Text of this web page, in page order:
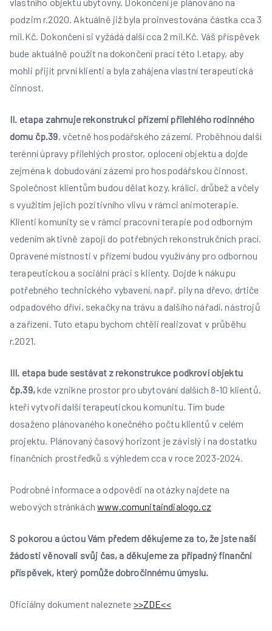
podzim r.2020. Aktuálně již byla proinvestována částka cca 3
mil.Kč. Dokončení si vyžádá další cca 2 mil.Kč. Váš příspěvek
bude aktuálně použit na dokončení prací této I.etapy, aby
mohli přijít první klienti a byla zahájena vlastní terapeutická
činnost.
II. etapa zahrnuje rekonstrukci přízemí přilehlého rodinného
domu čp.39, včetně hospodářského zázemí. Proběhnou další
terénní úpravy přilehlých prostor, oplocení objektu a dojde
zejména k dobudování zázemí pro hospodářskou činnost.
Společnost klientům budou dělat kozy, králíci, drůbež a včely
s využitím jejich pozitivního vlivu v rámci animoterapie.
Klienti komunity se v rámci pracovní terapie pod odborným
vedením aktivně zapojí do potřebných rekonstrukčních prací.
Opravené místnosti v přízemí budou využívány pro odbornou
terapeutickou a sociální práci s klienty. Dojde k nákupu
potřebného technického vybavení, např. pily na dřevo, drtiče
odpadového dříví, sekačky na trávu a dalšího nářadí, nástrojů
a zařízení. Tuto etapu bychom chtěli realizovat v průběhu
r.2021.
III. etapa bude sestávat z rekonstrukce podkroví objektu
čp.39,kde vznikne prostor pro ubytování dalších 8-10 klientů,
kteří vytvoří další terapeutickou komunitu. Tím bude
dosaženo plánovaného konečného počtu klientů v celém
projektu. Plánovaný časový horizont je závislý i na dostatku
finančních prostředků s výhledem cca v roce 2023-2024.
Podrobné informace a odpovědi na otázky najdete na
webových stránkáchwww.comunitaindialogo.cz
S pokorou a úctou Vám předem děkujeme za to, že jste naší
žádosti věnovali svůj čas, a děkujeme za případný finanční
příspěvek, který pomůže dobročinnému úmyslu.
Oficiálny dokument naleznete >>ZDE<<